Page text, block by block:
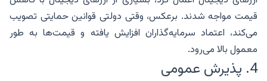
قیمت مواجه شدند. برعکس، وقتی دولتی قوانین حمایتی تصویب
می‌کند، اعتماد سرمایه‌گذاران افزایش یافته و قیمت‌ها به طور
معمول بالا می‌رود.
4. پذیرش عمومی